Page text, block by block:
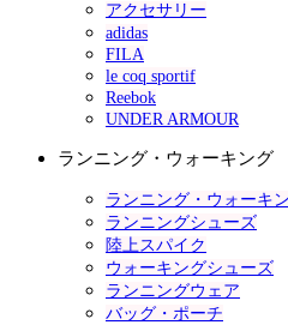
アクセサリー
adidas
FILA
le coq sportif
Reebok
UNDER ARMOUR
ランニング・ウォーキング
ランニング・ウォーキ
ランニングシューズ
陸上スパイク
ウォーキングシューズ
ランニングウェア
バッグ・ポーチ